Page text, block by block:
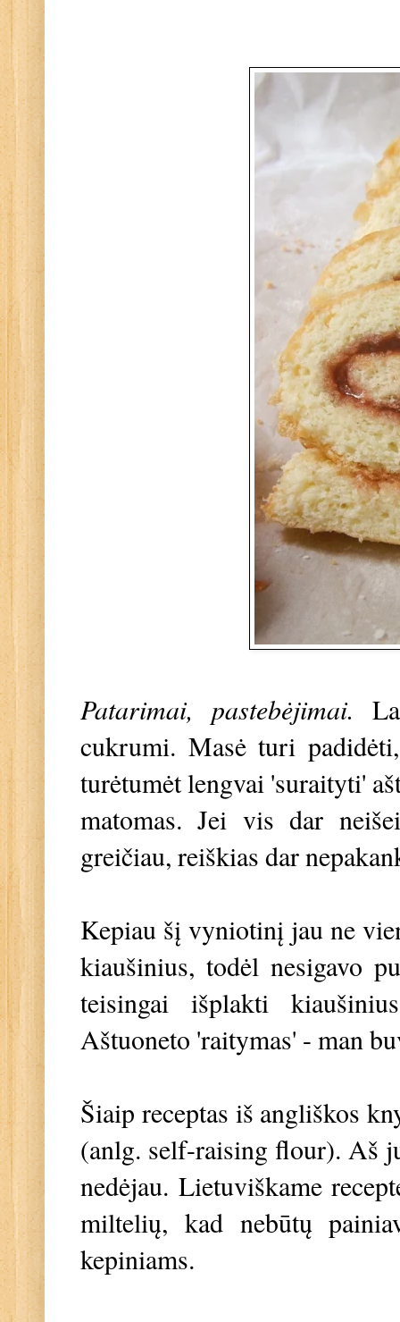
Patarimai, pastebėjimai.
cukrumi. Masė turi
turėtumėt lengvai 'suraityti'
matomas. Jei vis dar
greičiau, reiškias dar
Kepiau šį vyniotinį jau ne
kiaušinius, todėl nesigavo
teisingai išplakti
Aštuoneto 'raitymas' - man
Šiaip receptas iš angliškos
(anlg. self-raising flour). Aš
nedėjau. Lietuviškame
miltelių, kad nebūtų
kepiniams.